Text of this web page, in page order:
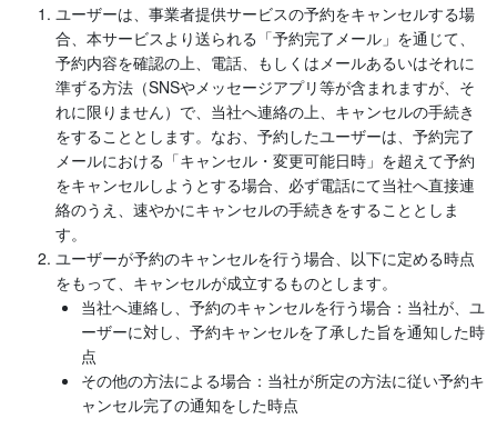
ユーザーは、事業者提供サービスの予約をキャンセルする場
合、本サービスより送られる「予約完了メール」を通じて、
予約内容を確認の上、電話、もしくはメールあるいはそれに
準ずる方法（SNSやメッセージアプリ等が含まれますが、そ
れに限りません）で、当社へ連絡の上、キャンセルの手続き
をすることとします。なお、予約したユーザーは、予約完了
メールにおける「キャンセル・変更可能日時」を超えて予約
をキャンセルしようとする場合、必ず電話にて当社へ直接連
絡のうえ、速やかにキャンセルの手続きをすることとしま
す。
ユーザーが予約のキャンセルを行う場合、以下に定める時点
をもって、キャンセルが成立するものとします。
当社へ連絡し、予約のキャンセルを行う場合：当社が、ユ
ーザーに対し、予約キャンセルを了承した旨を通知した時
点
その他の方法による場合：当社が所定の方法に従い予約キ
ャンセル完了の通知をした時点